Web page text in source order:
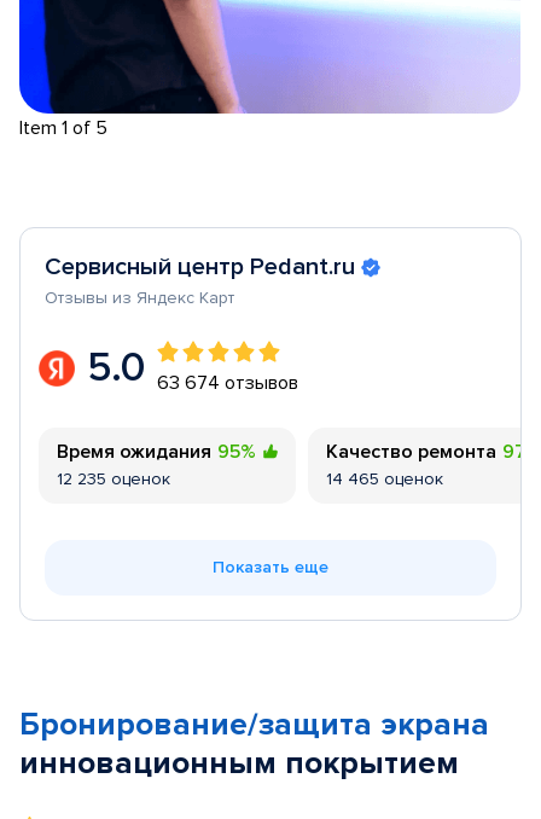
Item 1 of 5
Сервисный центр Pedant.ru
Отзывы из Яндекс Карт
5.0 63 674 отзывов
Время ожидания 95%
12 235 оценок
Качество ремонта 97%
14 465 оценок
Показать еще
Бронирование/защита экрана
инновационным покрытием